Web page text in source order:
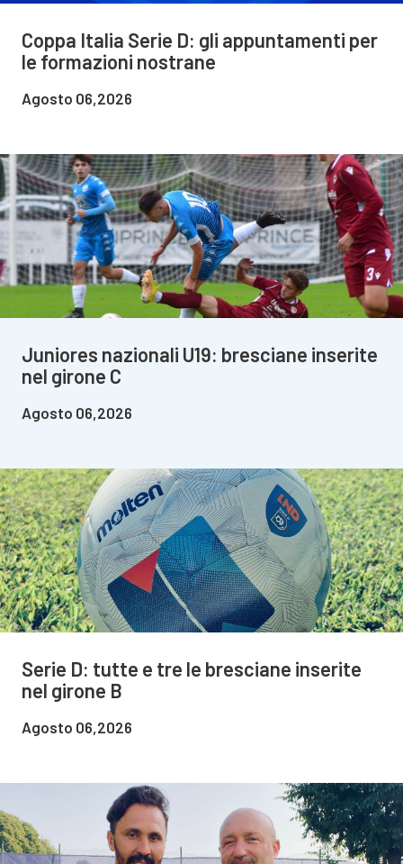
Coppa Italia Serie D: gli appuntamenti per
le formazioni nostrane
Agosto 06,2026
Juniores nazionali U19: bresciane inserite
nel girone C
Agosto 06,2026
Serie D: tutte e tre le bresciane inserite
nel girone B
Agosto 06,2026